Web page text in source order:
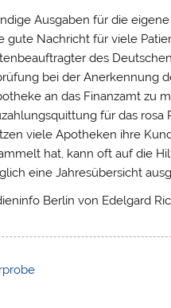
Ausgaben für die
gute Nachricht für viele
des
bei der Anerkennung
an das Finanzamt zu
für das rosa
viele Apotheken ihre
hat, kann oft auf die
eine Jahresübersicht
Berlin von Edelgard